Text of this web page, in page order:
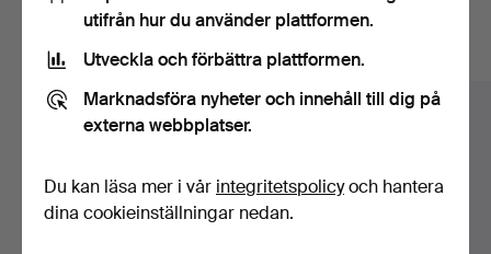
matchar din sökning
Visa alla föremål
utifrån hur du använder plattformen.
Utveckla och förbättra plattformen.
Marknadsföra nyheter och innehåll till dig på
externa webbplatser.
Du kan läsa mer i vår integritetspolicyoch hantera
dina cookieinställningar nedan.